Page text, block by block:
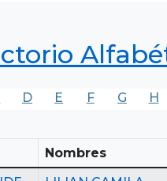
D E F G H
Nombres